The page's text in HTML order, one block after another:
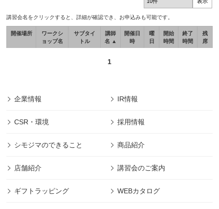
講習会名をクリックすると、詳細が確認でき、お申込みも可能です。
開催場所
ワークシ
ョップ名
サブタイ
トル
講師
名 ▲
開催日
時
曜
日
開始
時間
終了
時間
残
席
1
企業情報 IR情報
CSR・環境 採用情報
シモジマのできること 商品紹介
店舗紹介 講習会のご案内
ギフトラッピング WEBカタログ